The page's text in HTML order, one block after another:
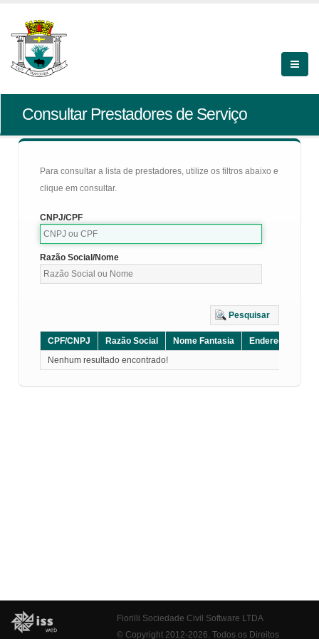
Consultar Prestadores de Serviço
Para consultar a lista de prestadores, utilize os filtros abaixo e
clique em consultar.
CNPJ/CPF
Razão Social/Nome
Pesquisar
CPF/CNPJ Razão Social Nome Fantasia Endereço
Nenhum resultado encontrado!
Fiorilli Sociedade Civil Software LTDA
© Copyright 2012-2026. Todos os Direitos